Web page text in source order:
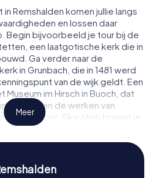
Remshalden komen jullie langs
en lossen daar
Begin bijvoorbeeld je tour bij de
een laatgotische kerk die in
Ga verder naar de
in Grunbach, die in 1481 werd
van de wijk geldt. Een
im Hirsch in Buoch, dat
de stad en de werken van
toont. Elke stop brengt je
doel, maar ook dieper in de
van Remshalden.
Ontdek
Meer